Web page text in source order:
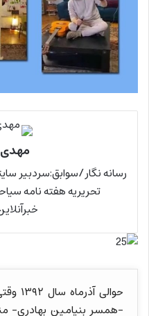
مهدی
رسانه نگار/سوابق:سردبیر
تحریریه هفته نامه
-همسر بنیامین بهادری-